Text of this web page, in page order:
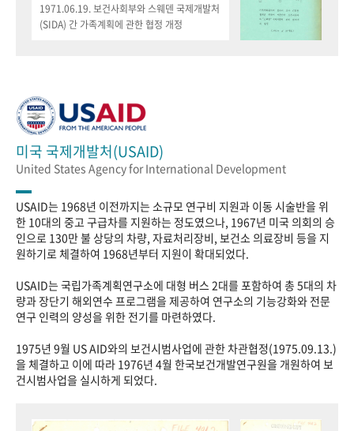
1971.06.19. 보건사회부와 스웨덴 국제개발처
(SIDA) 간 가족계획에 관한 협정 개정
미국 국제개발처(USAID)
United States Agency for International Development
USAID는 1968년 이전까지는 소규모 연구비 지원과 이동 시술반을 위
한 10대의 중고 구급차를 지원하는 정도였으나, 1967년 미국 의회의 승
인으로 130만 불 상당의 차량, 자료처리장비, 보건소 의료장비 등을 지
원하기로 체결하여 1968년부터 지원이 확대되었다.
USAID는 국립가족계획연구소에 대형 버스 2대를 포함하여 총 5대의 차
량과 장단기 해외연수 프로그램을 제공하여 연구소의 기능강화와 전문
연구 인력의 양성을 위한 전기를 마련하였다.
1975년 9월 US AID와의 보건시범사업에 관한 차관협정(1975.09.13.)
을 체결하고 이에 따라 1976년 4월 한국보건개발연구원을 개원하여 보
건시범사업을 실시하게 되었다.